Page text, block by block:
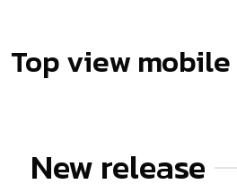
Top view mobile
New release